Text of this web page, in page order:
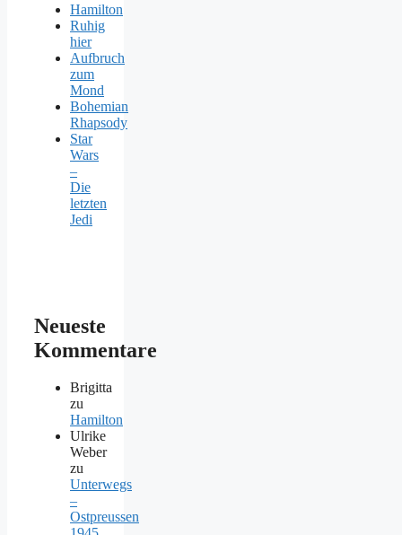
Hamilton
Ruhig
hier
Aufbruch
zum
Mond
Bohemian
Rhapsody
Star
Wars
–
Die
letzten
Jedi
Neueste
Kommentare
Brigitta
zu
Hamilton
Ulrike
Weber
zu
Unterwegs
–
Ostpreussen